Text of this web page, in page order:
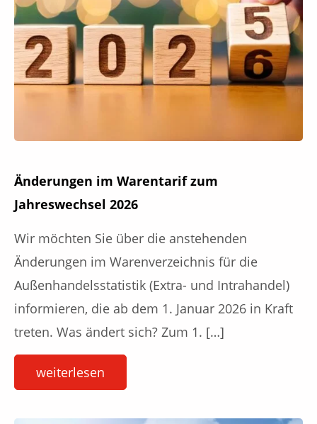
Änderungen im Warentarif zum
Jahreswechsel 2026
Wir möchten Sie über die anstehenden
Änderungen im Warenverzeichnis für die
Außenhandelsstatistik (Extra- und Intrahandel)
informieren, die ab dem 1. Januar 2026 in Kraft
treten. Was ändert sich? Zum 1. […]
weiterlesen